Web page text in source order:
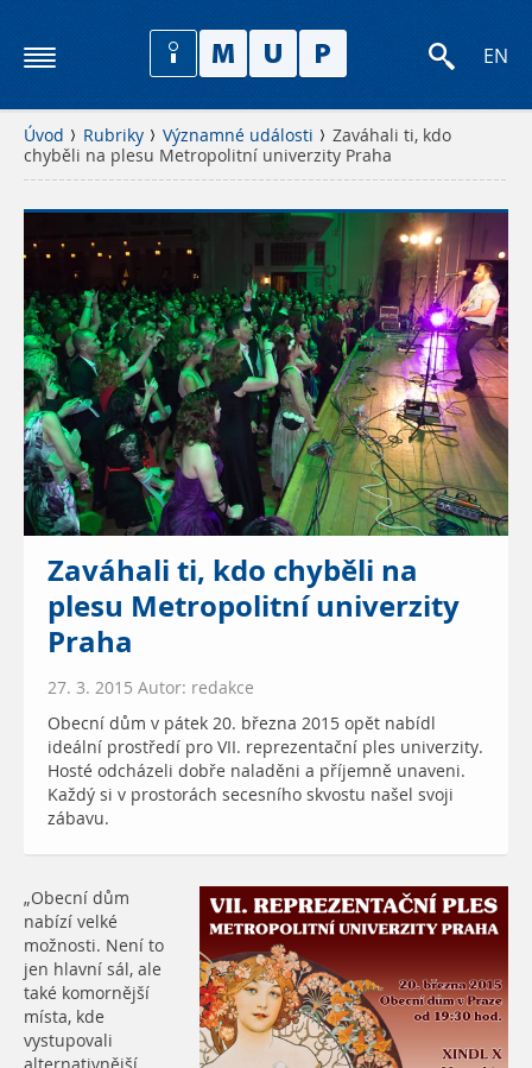
EN
Úvod Rubriky Významné události
Zaváhali ti, kdo
chyběli na plesu Metropolitní univerzity Praha
Zaváhali ti, kdo chyběli na
plesu Metropolitní univerzity
Praha
27. 3. 2015 Autor: redakce
Obecní dům v pátek 20. března 2015 opět nabídl
ideální prostředí pro VII. reprezentační ples univerzity.
Hosté odcházeli dobře naladěni a příjemně unaveni.
Každý si v prostorách secesního skvostu našel svoji
zábavu.
„Obecní dům
nabízí velké
možnosti. Není to
jen hlavní sál, ale
také komornější
místa, kde
vystupovali